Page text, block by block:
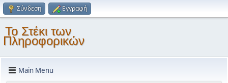
Σύνδεση Εγγραφή
Το Στέκι των
Πληροφορικών
Main Menu